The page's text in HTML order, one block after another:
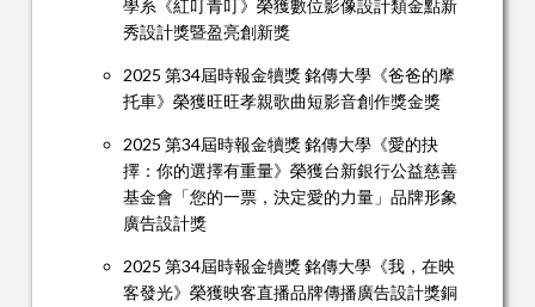
學系《紅叮青叮》榮獲數位影像設計類金點新
秀設計獎暨盈亮創新獎
2025 第34屆時報金犢獎 銘傳大學《爸爸的摩
托車》榮獲旺旺孝親歌曲短影音創作獎金獎
2025 第34屆時報金犢獎 銘傳大學《愛的抉
擇：你的選擇有重量》榮獲台新銀行公益慈善
基金會「您的一票，決定愛的力量」品牌形象
廣告設計獎
2025 第34屆時報金犢獎 銘傳大學《我，在映
客發光》榮獲映客直播品牌傳播廣告設計獎銅